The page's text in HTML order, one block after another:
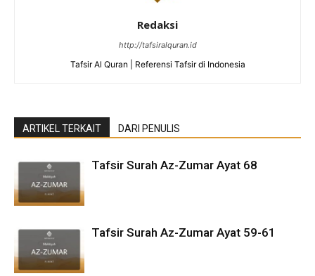
Redaksi
http://tafsiralquran.id
Tafsir Al Quran | Referensi Tafsir di Indonesia
ARTIKEL TERKAIT DARI PENULIS
Tafsir Surah Az-Zumar Ayat 68
Tafsir Surah Az-Zumar Ayat 59-61